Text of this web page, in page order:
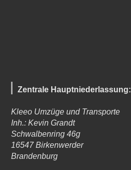
Zentrale Hauptniederlassung:
Kleeo Umzüge und Transporte
Inh.: Kevin Grandt
Schwalbenring 46g
16547 Birkenwerder
Brandenburg